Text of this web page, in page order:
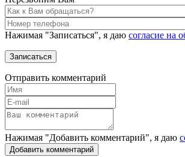
Нажимая "Записаться", я даю согласие на
Отправить комментарий
Нажимая "Добавить комментарий", я даю